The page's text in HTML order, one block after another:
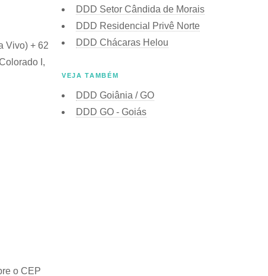
Vivo) + 62
I,
o CEP
DDD Setor Cândida de Morais
DDD Residencial Privê Norte
DDD Chácaras Helou
VEJA TAMBÉM
DDD Goiânia / GO
DDD GO - Goiás